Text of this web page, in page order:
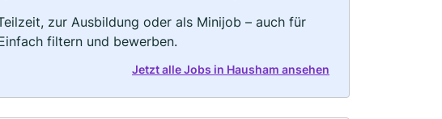
zur Ausbildung oder als Minijob – auch für
filtern und bewerben.
Jetzt alle Jobs in Hausham ansehen